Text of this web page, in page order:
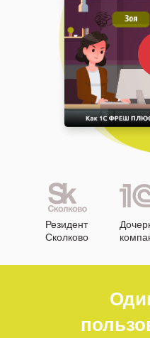
Резидент
Сколково